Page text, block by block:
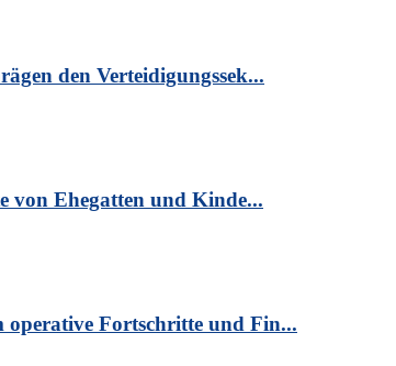
den Verteidigungssek...
von Ehegatten und Kinde...
operative Fortschritte und Fin...